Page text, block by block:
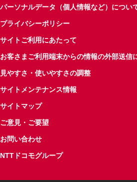
パーソナルデータ（個人情報など）につい
プライバシーポリシー
サイトご利用にあたって
お客さまご利用端末からの情報の外部送信
見やすさ・使いやすさの調整
サイトメンテナンス情報
サイトマップ
ご意見・ご要望
お問い合わせ
NTTドコモグループ